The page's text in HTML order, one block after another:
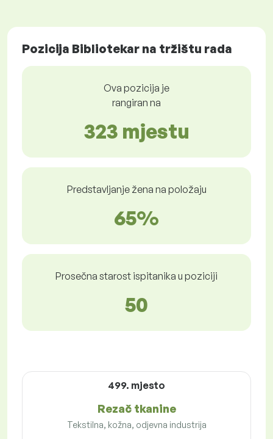
Pozicija Bibliotekar na tržištu rada
Ova pozicija je
rangiran na
323 mjestu
Predstavljanje žena na položaju
65%
Prosečna starost ispitanika u poziciji
50
499. mjesto
Rezač tkanine
Tekstilna, kožna, odjevna industrija